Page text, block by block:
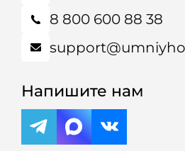
8 800 600 88 38
Напишите нам